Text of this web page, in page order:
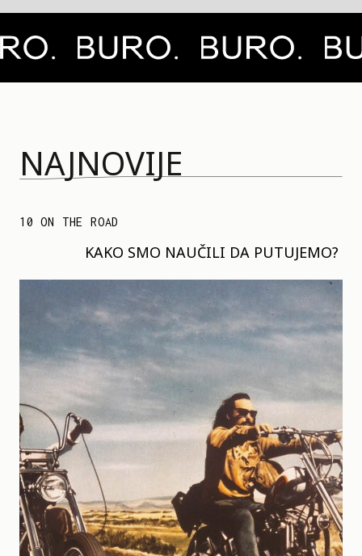
NAJNOVIJE
10 ON THE ROAD
KAKO SMO NAUČILI DA PUTUJEMO?